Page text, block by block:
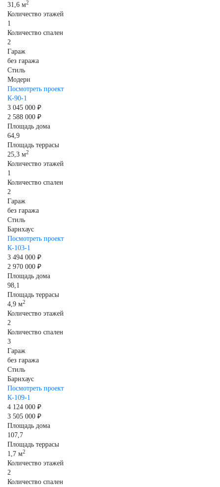
31,6 м2
Количество этажей
1
Количество спален
2
Гараж
без гаража
Стиль
Модерн
Посмотреть проект
К-90-1
3 045 000 ₽
2 588 000 ₽
Площадь дома
64,9
Площадь террасы
25,3 м2
Количество этажей
1
Количество спален
2
Гараж
без гаража
Стиль
Барнхаус
Посмотреть проект
К-103-1
3 494 000 ₽
2 970 000 ₽
Площадь дома
98,1
Площадь террасы
4,9 м2
Количество этажей
2
Количество спален
3
Гараж
без гаража
Стиль
Барнхаус
Посмотреть проект
К-109-1
4 124 000 ₽
3 505 000 ₽
Площадь дома
107,7
Площадь террасы
1,7 м2
Количество этажей
2
Количество спален